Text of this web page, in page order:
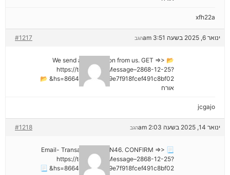
xfh22a
ינואר 6, 2025 בשעה 3:51 am #1217 הגב
📂 We send a transaction from us. GET =>>
https://telegra.ph/Message–2868-12-25?
hs=8664c520642b9e7f918fcef491c8bf02& 📂
אורח
jcgajo
ינואר 14, 2025 בשעה 2:03 am #1218 הגב
📃 Email- Transaction NoGN46. CONFIRM =>>
https://telegra.ph/Message–2868-12-25?
hs=8664c520642b9e7f918fcef491c8bf02& 📃